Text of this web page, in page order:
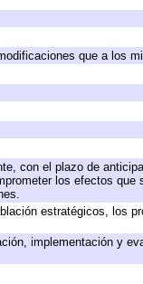
que a los
con el plazo de
los efectos que
estratégicos, los
implementación y